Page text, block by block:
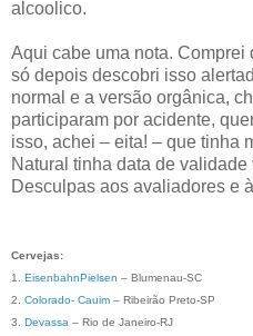
alcoolico.
Aqui cabe uma nota.
só depois descobri isso
normal e a versão orgânica,
participaram por acidente,
isso, achei – eita! – que tinha
Natural tinha data de
Desculpas aos avaliadores e
Cervejas:
1. EisenbahnPielsen – Blumenau-SC
2. Colorado- Cauim – Ribeirão Preto-SP
3. Devassa – Rio de Janeiro-RJ